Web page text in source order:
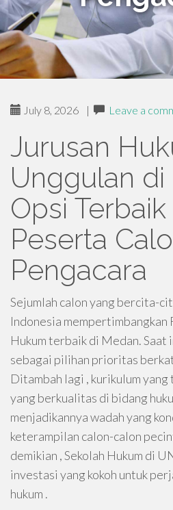
July 8, 2026 | Leave a
Jurusan
Unggulan di
Opsi
Peserta
Pengacara
Sejumlah calon yang bercita-
Indonesia mempertimbangkan
Hukum terbaik di Medan. Saat
sebagai pilihan prioritas
Ditambah lagi , kurikulum
yang berkualitas di bidang
menjadikannya wadah yang
keterampilan calon-calon
demikian , Sekolah Hukum di
investasi yang kokoh untuk
hukum .